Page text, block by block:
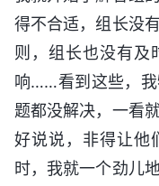
得不合适，组长没
则，组长也没有及
响……看到这些，我
题都没解决，一看
好说说，非得让他
时，我就一个劲儿